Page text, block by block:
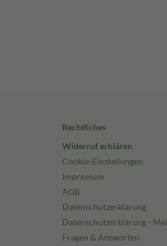
Rechtliches
Widerruf erklären
Cookie-Einstellungen
Impressum
AGB
Datenschutzerklärung
Datenschutzerklärung -
Fragen & Antworten